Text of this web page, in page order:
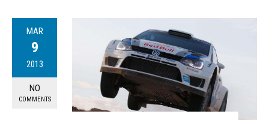
MAR
9
2013
NO
COMMENTS